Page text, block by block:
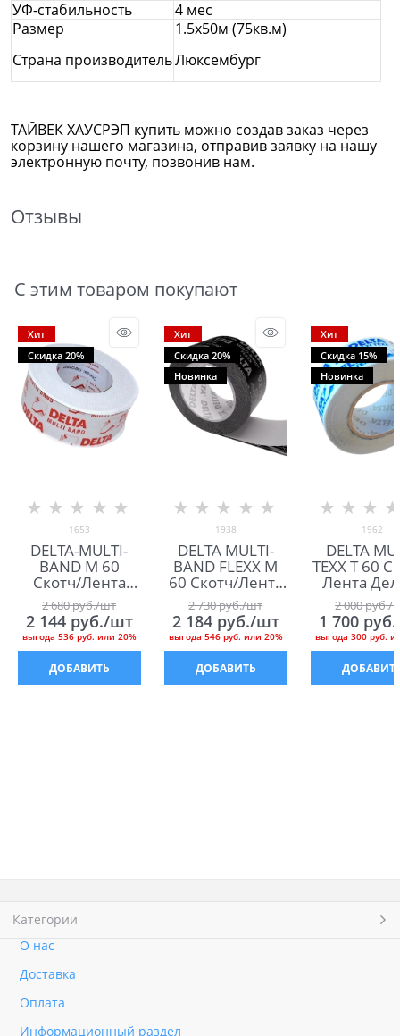
УФ-стабильность
4 мес
Размер
1.5х50м (75кв.м)
Страна производительЛюксембург
ТАЙВЕК ХАУСРЭП купить можно создав заказ через
корзину нашего магазина, отправив заявку на нашу
электронную почту, позвонив нам.
Отзывы
С этим товаром покупают
Хит
Скидка 20%
1653
DELTA-MULTI-
BAND M 60
Скотч/Лента
Дельта Мульти
Бэнд М 60
2 680 руб./шт
2 144 руб./шт
выгода 536 руб. или 20%
ДОБАВИТЬ
Хит
Скидка 20%
Новинка
1938
DELTA MULTI-
BAND FLEXX М
60 Скотч/Лента
Дельта Мульти
Бэнд Флекс М 60
2 730 руб./шт
2 184 руб./шт
выгода 546 руб. или 20%
ДОБАВИТЬ
Хит
Скидка 15%
Новинка
1962
DELTA
TEXX Т 60
Лента
Мульти
60
2 000 руб./
1 700
выгода 300 руб.
Категории
О нас
Доставка
Оплата
Информационный раздел